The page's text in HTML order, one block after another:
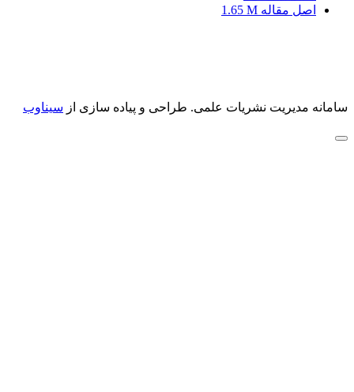
اصل مقاله 1.65 M
سامانه مدیریت نشریات علمی. طراحی و پیاده سازی از سیناوب